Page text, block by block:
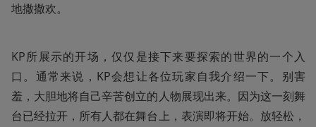
地撒撒欢。
KP所展示的开场，仅仅是接下来要探索的世界的一个入
口。通常来说，KP会想让各位玩家自我介绍一下。别害
羞，大胆地将自己辛苦创立的人物展现出来。因为这一刻舞
台已经拉开，所有人都在舞台上，表演即将开始。放轻松，